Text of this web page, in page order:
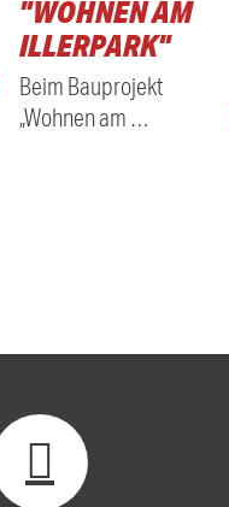
"WOHNEN AM
ILLERPARK"
Beim Bauprojekt
„Wohnen am …